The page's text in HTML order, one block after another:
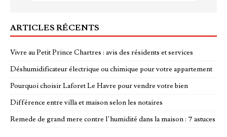
ARTICLES RÉCENTS
Vivre au Petit Prince Chartres : avis des résidents et services
Déshumidificateur électrique ou chimique pour votre appartement
Pourquoi choisir Laforet Le Havre pour vendre votre bien
Différence entre villa et maison selon les notaires
Remede de grand mere contre l’humidité dans la maison : 7 astuces